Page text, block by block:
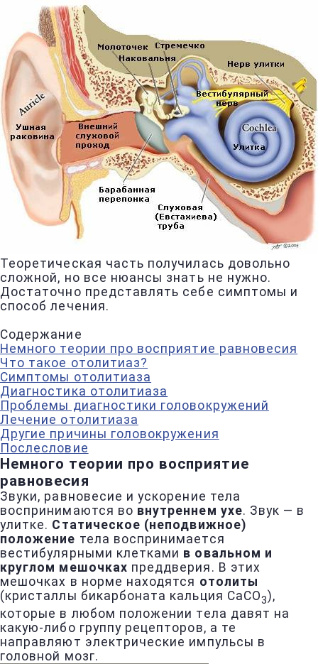
Теоретическая часть получилась довольно
сложной, но все нюансы знать не нужно.
Достаточно представлять себе симптомы и
способ лечения.
Содержание
Немного теории про восприятие равновесия
Что такое отолитиаз?
Симптомы отолитиаза
Диагностика отолитиаза
Проблемы диагностики головокружений
Лечение отолитиаза
Другие причины головокружения
Послесловие
Немного теории про восприятие
равновесия
Звуки, равновесие и ускорение тела
воспринимаются во внутреннем ухе. Звук — в
улитке. Статическое (неподвижное)
положение тела воспринимается
вестибулярными клетками в овальном и
круглом мешочках преддверия. В этих
мешочках в норме находятся отолиты
(кристаллы бикарбоната кальция CaCO3),
которые в любом положении тела давят на
какую-либо группу рецепторов, а те
направляют электрические импульсы в
головной мозг.